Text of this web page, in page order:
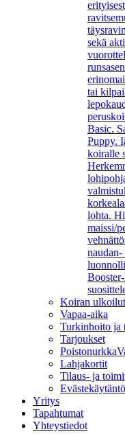
sekä
tai
Basic.
Puppy.
koiralle
lohta.
maissi/
naudan-
Koiran
Vapaa-aika
Turkinhoito ja
Tarjoukset
Poistonurkka
Lahjakortit
Tilaus- ja
Yritys
Tapahtumat
Yhteystiedot